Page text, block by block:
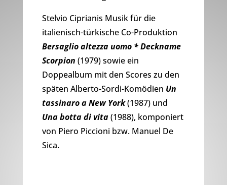
Stelvio Ciprianis Musik für die
italienisch-türkische Co-Produktion
Bersaglio altezza uomo * Deckname
Scorpion (1979) sowie ein
Doppealbum mit den Scores zu den
späten Alberto-Sordi-Komödien Un
tassinaro a New York(1987) und
Una botta di vita(1988), komponiert
von Piero Piccioni bzw. Manuel De
Sica.